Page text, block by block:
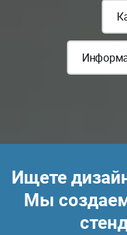
Ищете
Мы